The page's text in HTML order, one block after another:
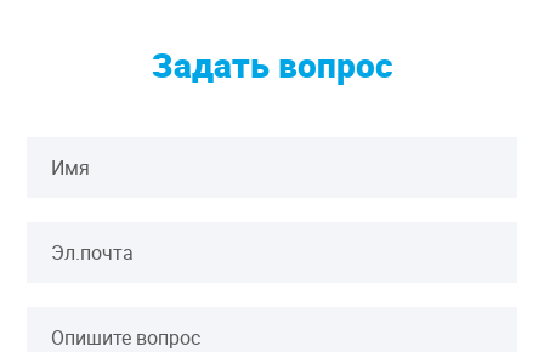
Задать вопрос